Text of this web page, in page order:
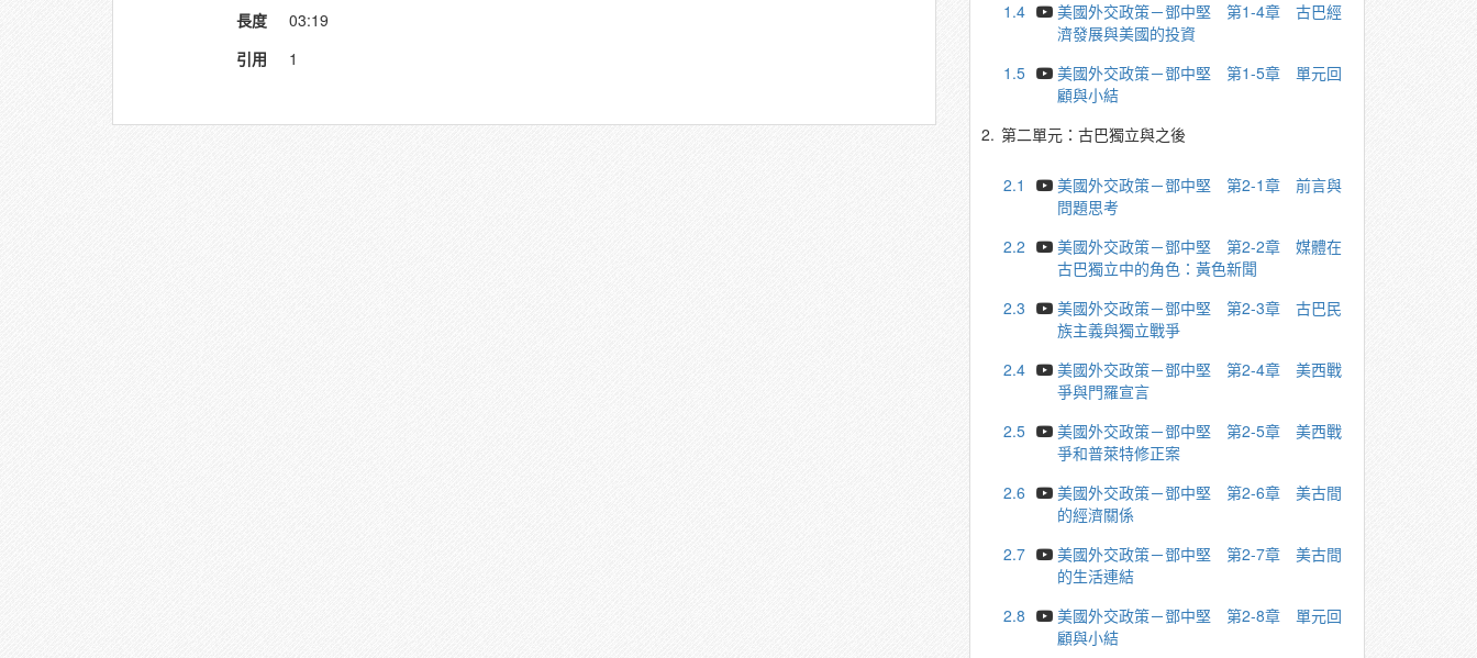
長度
03:19
引用
1
1.4
美國外交政策－鄧中堅 第1-4章 古巴經
濟發展與美國的投資
1.5
美國外交政策－鄧中堅 第1-5章 單元回
顧與小結
2. 第二單元：古巴獨立與之後
2.1
美國外交政策－鄧中堅 第2-1章 前言與
問題思考
2.2
美國外交政策－鄧中堅 第2-2章 媒體在
古巴獨立中的角色：黃色新聞
2.3
美國外交政策－鄧中堅 第2-3章 古巴民
族主義與獨立戰爭
2.4
美國外交政策－鄧中堅 第2-4章 美西戰
爭與門羅宣言
2.5
美國外交政策－鄧中堅 第2-5章 美西戰
爭和普萊特修正案
2.6
美國外交政策－鄧中堅 第2-6章 美古間
的經濟關係
2.7
美國外交政策－鄧中堅 第2-7章 美古間
的生活連結
2.8
美國外交政策－鄧中堅 第2-8章 單元回
顧與小結